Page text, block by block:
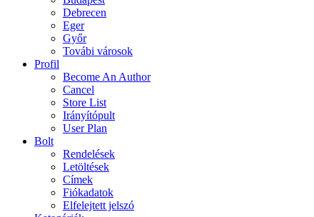
Debrecen
Eger
Győr
Továbi városok
Profil
Become An Author
Cancel
Store List
Irányítópult
User Plan
Bolt
Rendelések
Letöltések
Címek
Fiókadatok
Elfelejtett jelszó